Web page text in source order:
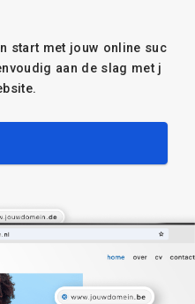
start met jouw online suc
aan de slag met j